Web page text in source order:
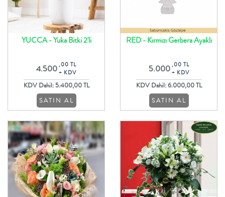
YUCCA - Yuka Bitki 2'li
4.500 ,00 TL
+ KDV
KDV Dahil: 5.400,00 TL
SATIN AL
RED - Kırmızı Gerbera Ayaklı
5.000 ,00 TL
+ KDV
KDV Dahil: 6.000,00 TL
SATIN AL